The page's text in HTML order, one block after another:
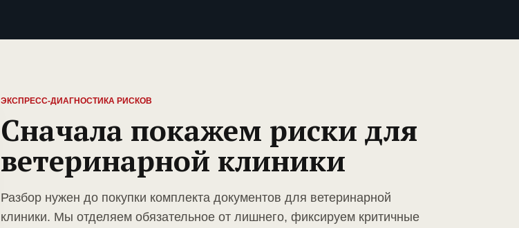
ЭКСПРЕСС-ДИАГНОСТИКА РИСКОВ
Сначала покажем риски для
ветеринарной клиники
Разбор нужен до покупки комплекта документов для ветеринарной
клиники. Мы отделяем обязательное от лишнего, фиксируем критичные